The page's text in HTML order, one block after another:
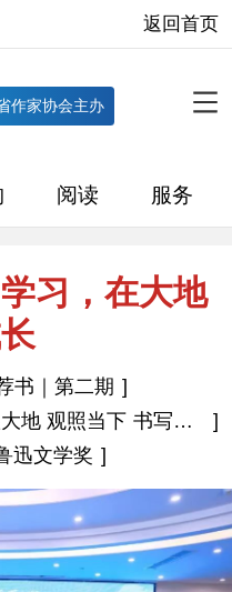
返回首页
作家协会主办
阅读 服务
主管社团 专门委员会
作协工作
万千百十
诗歌 文学评论
习，在大地
书｜第二期
当下 书写时代 共情人民
迅文学奖